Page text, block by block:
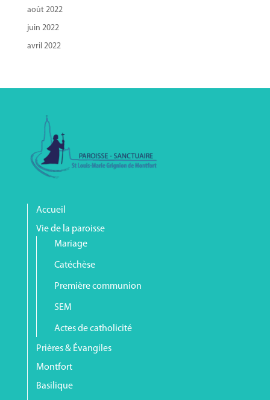
août 2022
juin 2022
avril 2022
Accueil
Vie de la paroisse
Mariage
Catéchèse
Première communion
SEM
Actes de catholicité
Prières & Évangiles
Montfort
Basilique